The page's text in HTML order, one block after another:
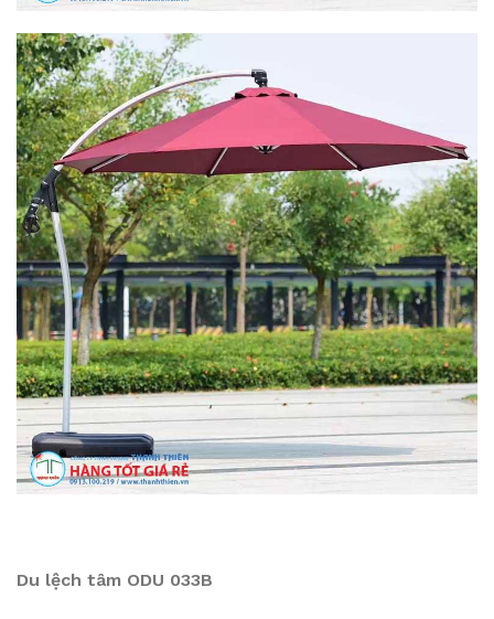
Du lệch tâm ODU 033B